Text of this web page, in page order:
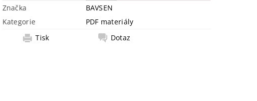
Značka
BAVSEN
Kategorie
PDF materiály
Tisk
Dotaz